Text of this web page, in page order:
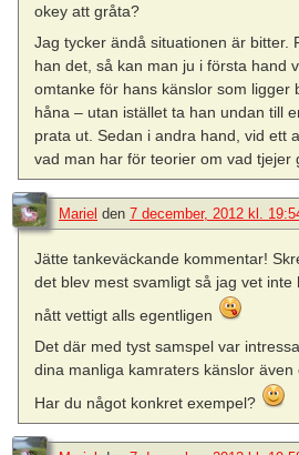
okey att gråta?
Jag tycker ändå situationen är bitter.
han det, så kan man ju i första hand
omtanke för hans känslor som ligger
håna – utan istället ta han undan till
prata ut. Sedan i andra hand, vid ett
vad man har för teorier om vad tjejer
Mariel den 7 december, 2012 kl.
Jätte tankeväckande kommentar!
det blev mest svamligt så jag vet inte
nått vettigt alls egentligen
Det där med tyst samspel var
dina manliga kamraters känslor
Har du något konkret exempel?